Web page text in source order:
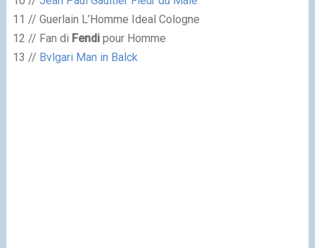
11 // Guerlain L’Homme Ideal Cologne
12 // Fan di Fendipour Homme
13 // Bvlgari Man in Balck